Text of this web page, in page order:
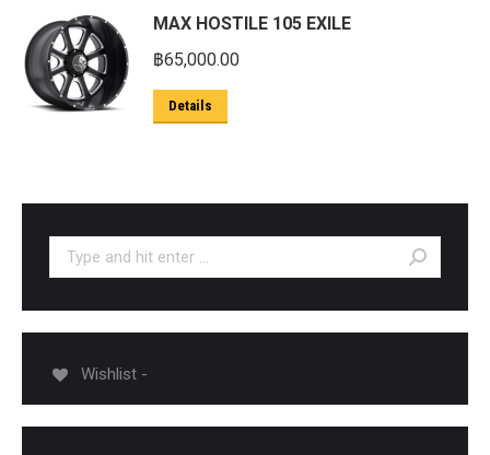
MAX HOSTILE 105 EXILE
฿65,000.00
Details
Search:
Wishlist -